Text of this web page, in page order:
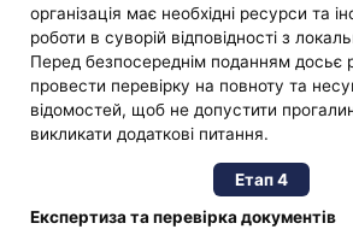
організація має необхідні ресурси та
роботи в суворій відповідності з
Перед безпосереднім поданням досьє
провести перевірку на повноту та
відомостей, щоб не допустити
викликати додаткові питання.
Етап 4
Експертиза та перевірка документів